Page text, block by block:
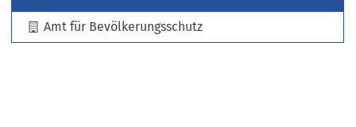
Amt für Bevölkerungsschutz